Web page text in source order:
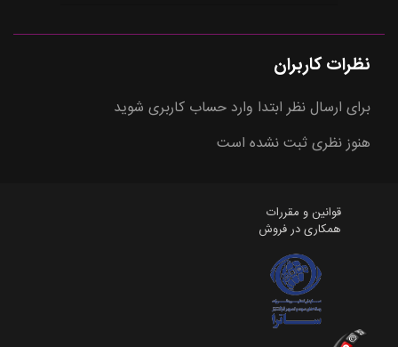
نظرات کاربران
برای ارسال نظر ابتدا وارد حساب کاربری شوید
هنوز نظری ثبت نشده است
قوانین و مقررات
همکاری در فروش